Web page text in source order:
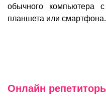
обычного компьютера
планшета или смартфона.
Онлайн